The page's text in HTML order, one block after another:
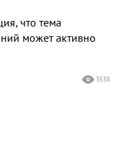
что тема
может активно
3538